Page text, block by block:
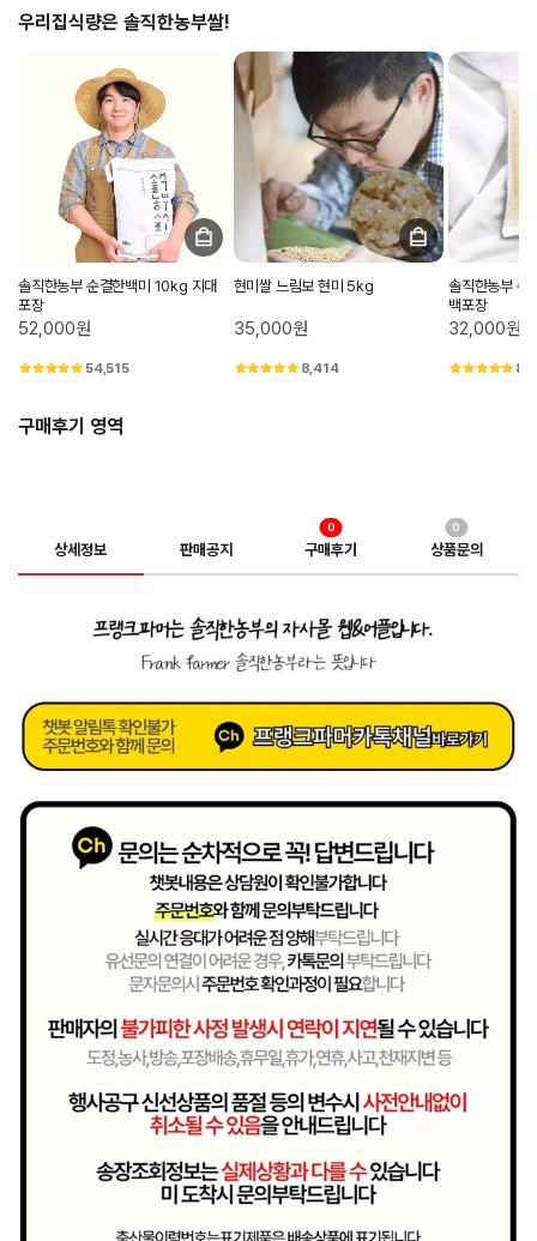
우리집식량은 솔직한농부쌀!
솔직한농부 순결한백미 10kg 지대
포장
52,000원
54,515
현미쌀 느림보 현미 5kg
35,000원
8,414
솔직한농부 순
백포장
32,000원
구매후기 영역
상세정보 판매공지 구매후기
0
상품문의
0